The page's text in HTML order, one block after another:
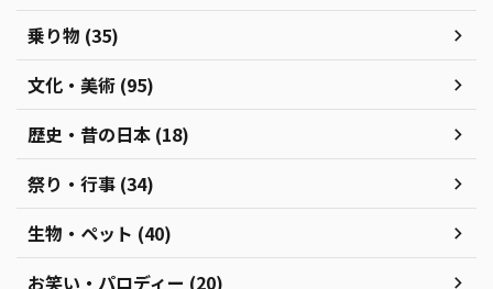
乗り物 (35)
文化・美術 (95)
歴史・昔の日本 (18)
祭り・行事 (34)
生物・ペット (40)
お笑い・パロディー (20)